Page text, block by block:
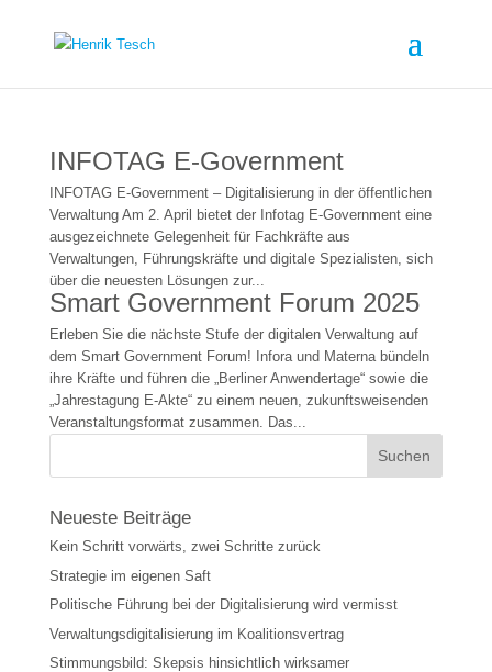
INFOTAG E-Government
INFOTAG E-Government – Digitalisierung in der öffentlichen
Verwaltung Am 2. April bietet der Infotag E-Government eine
ausgezeichnete Gelegenheit für Fachkräfte aus
Verwaltungen, Führungskräfte und digitale Spezialisten, sich
über die neuesten Lösungen zur...
Smart Government Forum 2025
Erleben Sie die nächste Stufe der digitalen Verwaltung auf
dem Smart Government Forum! Infora und Materna bündeln
ihre Kräfte und führen die „Berliner Anwendertage“ sowie die
„Jahrestagung E-Akte“ zu einem neuen, zukunftsweisenden
Veranstaltungsformat zusammen. Das...
Neueste Beiträge
Kein Schritt vorwärts, zwei Schritte zurück
Strategie im eigenen Saft
Politische Führung bei der Digitalisierung wird vermisst
Verwaltungsdigitalisierung im Koalitionsvertrag
Stimmungsbild: Skepsis hinsichtlich wirksamer